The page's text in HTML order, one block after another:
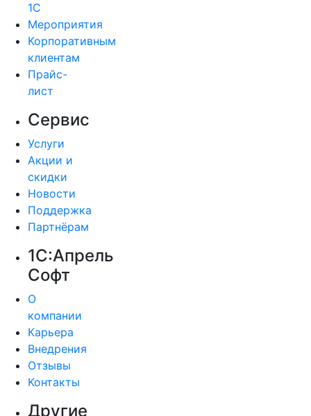
1С
Мероприятия
Корпоративным
клиентам
Прайс-
лист
Сервис
Услуги
Акции и
скидки
Новости
Поддержка
Партнёрам
1С:Апрель
Софт
О
компании
Карьера
Внедрения
Отзывы
Контакты
Другие